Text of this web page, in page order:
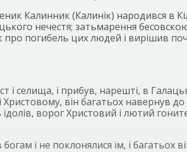
Калинник (Калинік) народився в
нечестя; затьмарення
погибель цих людей і вирішив
і прибув, нарешті, в
він багатьох навернув
ворог Христовий і лютий
і не поклонялися їм, і багатьох